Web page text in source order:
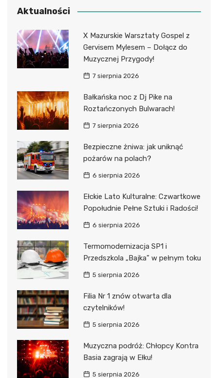
Aktualności
X Mazurskie Warsztaty Gospel z
Gervisem Mylesem – Dołącz do
Muzycznej Przygody!
7 sierpnia 2026
Bałkańska noc z Dj Pike na
Roztańczonych Bulwarach!
7 sierpnia 2026
Bezpieczne żniwa: jak uniknąć
pożarów na polach?
6 sierpnia 2026
Ełckie Lato Kulturalne: Czwartkowe
Popołudnie Pełne Sztuki i Radości!
6 sierpnia 2026
Termomodernizacja SP1 i
Przedszkola „Bajka” w pełnym toku
5 sierpnia 2026
Filia Nr 1 znów otwarta dla
czytelników!
5 sierpnia 2026
Muzyczna podróż: Chłopcy Kontra
Basia zagrają w Ełku!
5 sierpnia 2026